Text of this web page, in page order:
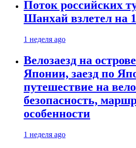
Поток российских
Шанхай взлетел на
1 неделя ago
Велозаезд на
Японии, заезд по
путешествие на
безопасность,
особенности
1 неделя ago